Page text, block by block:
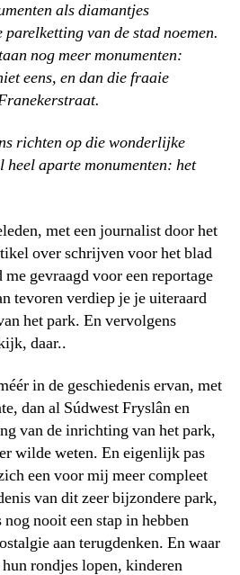
als diamantjes
parelketting van de stad noemen.
nog meer monumenten:
eens, en dan die fraaie
richten op die wonderlijke
heel aparte monumenten: het
met een journalist door het
over schrijven voor het blad
me gevraagd voor een reportage
tevoren verdiep je je uiteraard
het park. En vervolgens
daar..
in de geschiedenis ervan, met
dan al Súdwest Fryslân en
van de inrichting van het park,
wilde weten. En eigenlijk pas
een voor mij meer compleet
van dit zeer bijzondere park,
nooit een stap in hebben
aan terugdenken. En waar
rondjes lopen, kinderen